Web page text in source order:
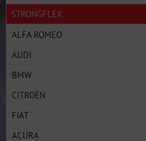
STRONGFLEX
ALFA ROMEO
AUDI
BMW
CITROËN
FIAT
ACURA